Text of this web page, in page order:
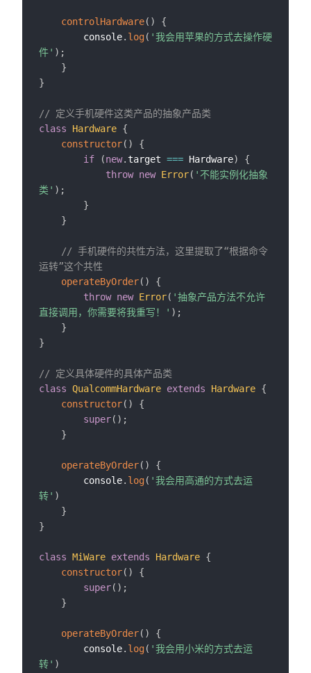
controlHardware( )
{
        console
. log( '我会用苹果的方式去操作硬
件' ) ;
}
}
// 定义手机硬件这类产品的抽象产品类
class
Hardware {
constructor( )
{
if
(new. target === Hardware)
{
throw new Error( '不能实例化抽象
类' ) ;
}
}
// 手机硬件的共性方法，这里提取了“根据命令
运转”这个共性
operateByOrder( )
{
throw new Error( '抽象产品方法不允许
直接调用，你需要将我重写！' ) ;
}
}
// 定义具体硬件的具体产品类
class QualcommHardware extends Hardware {
constructor( )
{
super( ) ;
}
operateByOrder( )
{
        console
. log( '我会用高通的方式去运
转' )
}
}
class MiWare extends Hardware {
constructor( )
{
super( ) ;
}
operateByOrder( )
{
        console
. log( '我会用小米的方式去运
转' )